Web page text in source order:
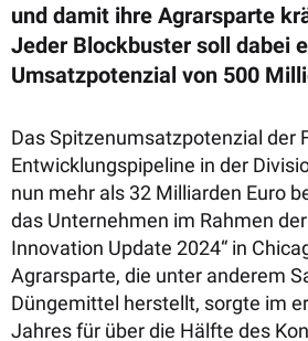
und damit ihre Agrarsparte
Jeder Blockbuster soll dabei
Umsatzpotenzial von 500
Das Spitzenumsatzpotenzial der
Entwicklungspipeline in der
nun mehr als 32 Milliarden Euro
das Unternehmen im Rahmen der
Innovation Update 2024“ in
Agrarsparte, die unter anderem
Düngemittel herstellt, sorgte im
Jahres für über die Hälfte des